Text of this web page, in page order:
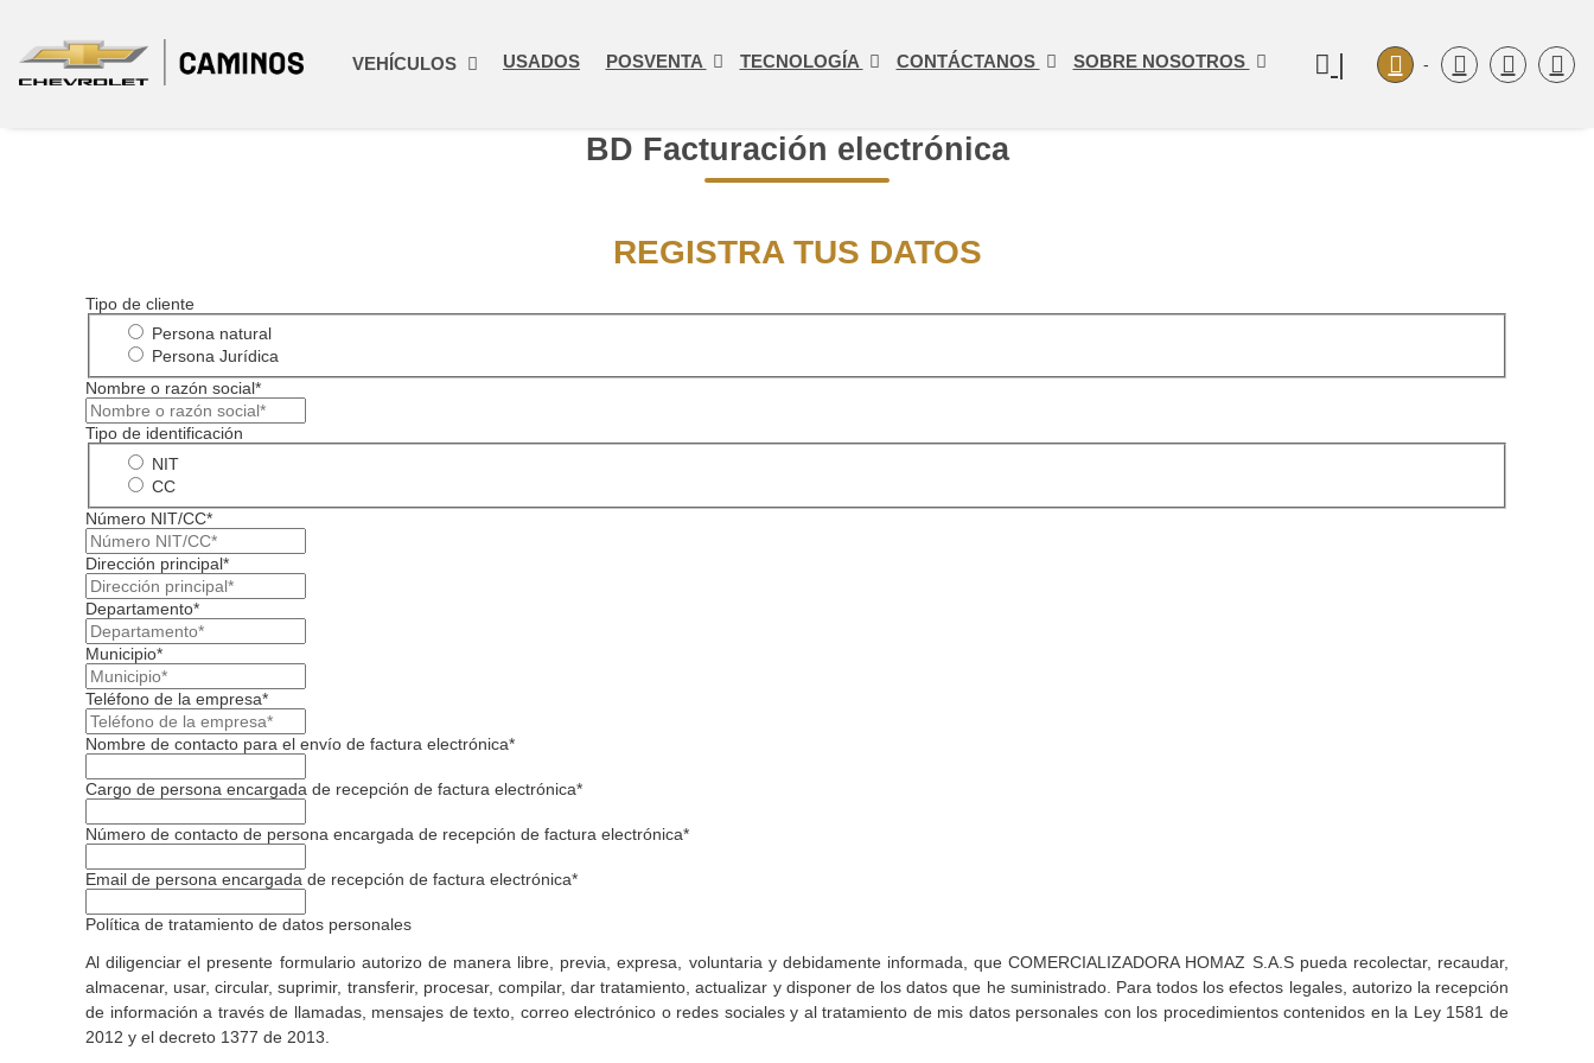
VEHÍCULOS USADOS POSVENTA TECNOLOGÍA CONTÁCTANOS SOBRE NOSOTROS | -
BD Facturación electrónica
REGISTRA TUS DATOS
Tipo de cliente
Persona natural
Persona Jurídica
Nombre o razón social*
Tipo de identificación
NIT
CC
Número NIT/CC*
Dirección principal*
Departamento*
Municipio*
Teléfono de la empresa*
Nombre de contacto para el envío de factura electrónica*
Cargo de persona encargada de recepción de factura electrónica*
Número de contacto de persona encargada de recepción de factura electrónica*
Email de persona encargada de recepción de factura electrónica*
Política de tratamiento de datos personales
Al diligenciar el presente formulario autorizo de manera libre, previa, expresa, voluntaria y debidamente informada, que COMERCIALIZADORA HOMAZ S.A.S pueda recolectar, recaudar,
almacenar, usar, circular, suprimir, transferir, procesar, compilar, dar tratamiento, actualizar y disponer de los datos que he suministrado. Para todos los efectos legales, autorizo la recepción
de información a través de llamadas, mensajes de texto, correo electrónico o redes sociales y al tratamiento de mis datos personales con los procedimientos contenidos en la Ley 1581 de
2012 y el decreto 1377 de 2013.